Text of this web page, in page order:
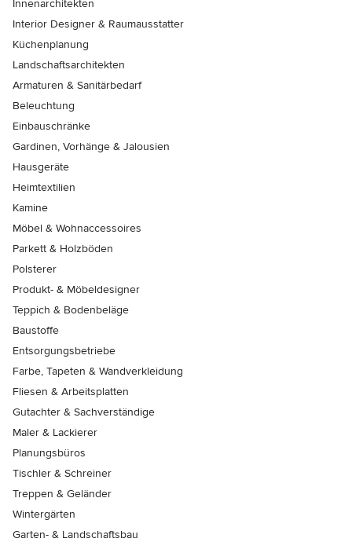
Innenarchitekten
Interior Designer & Raumausstatter
Küchenplanung
Landschaftsarchitekten
Armaturen & Sanitärbedarf
Beleuchtung
Einbauschränke
Gardinen, Vorhänge & Jalousien
Hausgeräte
Heimtextilien
Kamine
Möbel & Wohnaccessoires
Parkett & Holzböden
Polsterer
Produkt- & Möbeldesigner
Teppich & Bodenbeläge
Baustoffe
Entsorgungsbetriebe
Farbe, Tapeten & Wandverkleidung
Fliesen & Arbeitsplatten
Gutachter & Sachverständige
Maler & Lackierer
Planungsbüros
Tischler & Schreiner
Treppen & Geländer
Wintergärten
Garten- & Landschaftsbau